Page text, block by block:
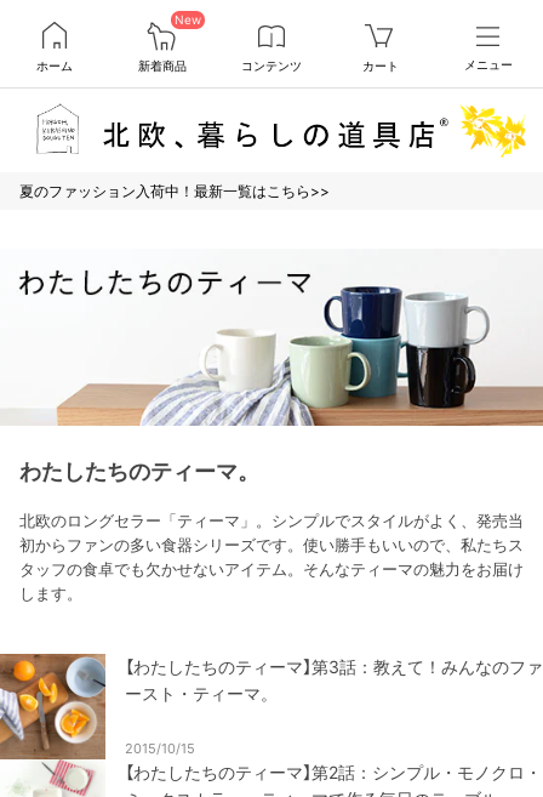
ホーム
New
新着商品 コンテンツ カート メニュー
夏のファッション入荷中！最新一覧はこちら>>
わたしたちのティーマ。
北欧のロングセラー「ティーマ」。シンプルでスタイルがよく、発売当
初からファンの多い食器シリーズです。使い勝手もいいので、私たちス
タッフの食卓でも欠かせないアイテム。そんなティーマの魅力をお届け
します。
【わたしたちのティーマ】第3話：教えて！みんなのファ
ースト・ティーマ。
2015/10/15
【わたしたちのティーマ】第2話：シンプル・モノクロ・